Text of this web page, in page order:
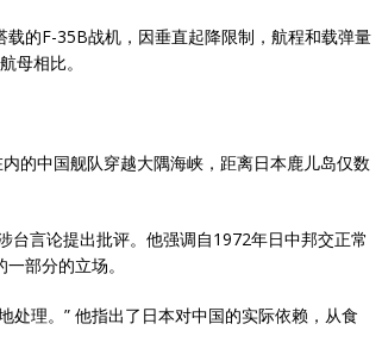
的F-35B战机，因垂直起降限制，航程和载弹量
母相比。
的中国舰队穿越大隅海峡，距离日本鹿儿岛仅数
台言论提出批评。他强调自1972年日中邦交正常
部分的立场。
处理。” 他指出了日本对中国的实际依赖，从食